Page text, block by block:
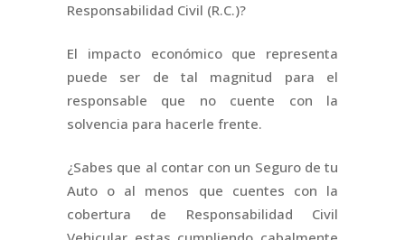
Responsabilidad Civil (R.C.)?
El impacto económico que representa
puede ser de tal magnitud para el
responsable que no cuente con la
solvencia para hacerle frente.
¿Sabes que al contar con un Seguro de tu
Auto o al menos que cuentes con la
cobertura de Responsabilidad Civil